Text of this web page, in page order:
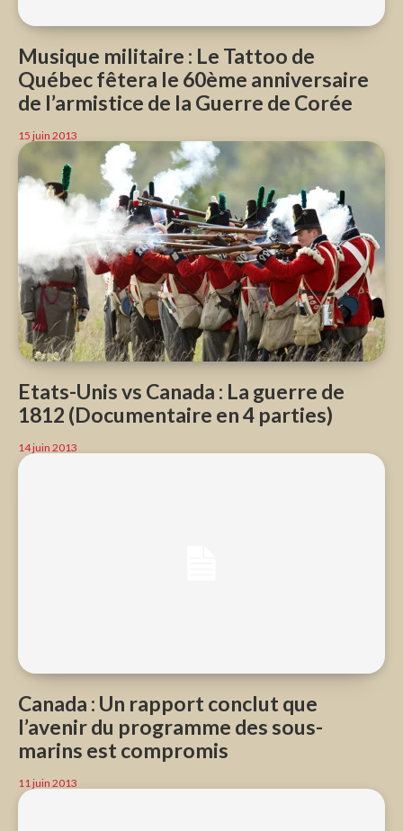
Musique militaire : Le Tattoo de
Québec fêtera le 60ème anniversaire
de l’armistice de la Guerre de Corée
15 juin 2013
Etats-Unis vs Canada : La guerre de
1812 (Documentaire en 4 parties)
14 juin 2013
Canada : Un rapport conclut que
l’avenir du programme des sous-
marins est compromis
11 juin 2013